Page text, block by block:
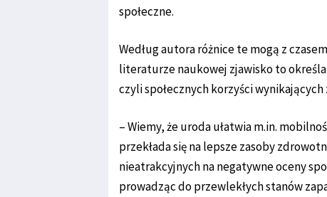
społeczne.
Według autora różnice te mogą z
literaturze naukowej zjawisko to
czyli społecznych korzyści
– Wiemy, że uroda ułatwia m.in.
przekłada się na lepsze zasoby
nieatrakcyjnych na negatywne oceny
prowadząc do przewlekłych stanów